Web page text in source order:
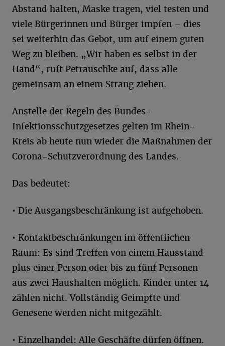
Abstand halten, Maske tragen, viel testen und
viele Bürgerinnen und Bürger impfen – dies
sei weiterhin das Gebot, um auf einem guten
Weg zu bleiben. „Wir haben es selbst in der
Hand“, ruft Petrauschke auf, dass alle
gemeinsam an einem Strang ziehen.
Anstelle der Regeln des Bundes-
Infektionsschutzgesetzes gelten im Rhein-
Kreis ab heute nun wieder die Maßnahmen der
Corona-Schutzverordnung des Landes.
Das bedeutet:
• Die Ausgangsbeschränkung ist aufgehoben.
• Kontaktbeschränkungen im öffentlichen
Raum: Es sind Treffen von einem Hausstand
plus einer Person oder bis zu fünf Personen
aus zwei Haushalten möglich. Kinder unter 14
zählen nicht. Vollständig Geimpfte und
Genesene werden nicht mitgezählt.
• Einzelhandel: Alle Geschäfte dürfen öffnen.